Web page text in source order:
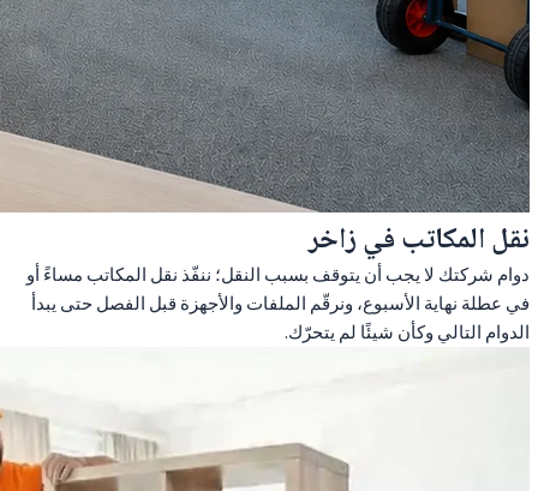
نقل المكاتب في زاخر
دوام شركتك لا يجب أن يتوقف بسبب النقل؛ ننفّذ نقل المكاتب مساءً أو
في عطلة نهاية الأسبوع، ونرقّم الملفات والأجهزة قبل الفصل حتى يبدأ
الدوام التالي وكأن شيئًا لم يتحرّك.